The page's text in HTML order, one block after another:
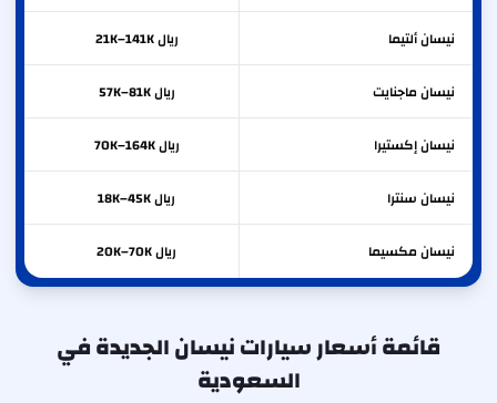
نيسانألتيما ريال 21K–141K
نيسانماجنايت ريال 57K–81K
نيسانإكستيرا ريال 70K–164K
نيسان سنترا ريال 18K–45K
نيسانمكسيما ريال 20K–70K
قائمة أسعار سيارات نيسان الجديدة في
السعودية